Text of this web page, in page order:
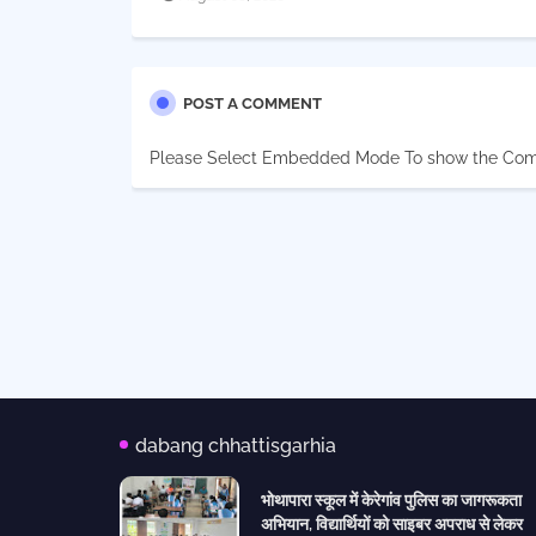
POST A COMMENT
Please Select Embedded Mode To show the
dabang chhattisgarhia
भोथापारा स्कूल में केरेगांव पुलिस का जागरूकता
अभियान, विद्यार्थियों को साइबर अपराध से लेकर